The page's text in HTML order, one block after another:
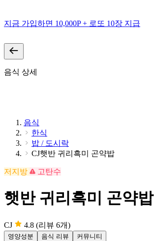
지금 가입하면 10,000P + 로또 10장 지급
음식 상세
음식
한식
밥 / 도시락
CJ햇반 귀리흑미 곤약밥
저지방 고탄수
햇반 귀리흑미 곤약밥
CJ 4.8 (리뷰 6개)
영양성분 음식 리뷰 커뮤니티